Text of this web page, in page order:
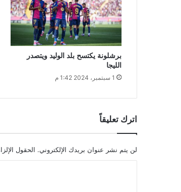
برشلونة يكتسح بلد الوليد ويتصدر
الليجا
1 سبتمبر، 2024 1:42 م
اترك تعليقاً
لن يتم نشر عنوان بريدك الإلكتروني. الحقول